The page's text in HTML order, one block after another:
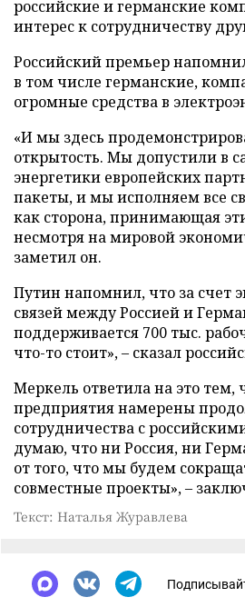
российские и германские
интерес к сотрудничеству
Российский премьер
в том числе германские,
огромные средства в
«И мы здесь
открытость. Мы допустили в
энергетики европейских
пакеты, и мы исполняем все
как сторона, принимающая
несмотря на мировой
заметил он.
Путин напомнил, что за счет
связей между Россией и
поддерживается 700 тыс.
что-то стоит», – сказал
Меркель ответила на это тем,
предприятия намерены
сотрудничества с
думаю, что ни Россия, ни
от того, что мы будем
совместные проекты», –
Текст: Наталья Журавлева